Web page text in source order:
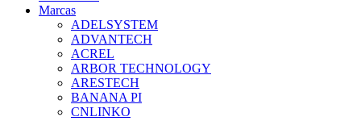
Marcas
ADELSYSTEM
ADVANTECH
ACREL
ARBOR TECHNOLOGY
ARESTECH
BANANA PI
CNLINKO